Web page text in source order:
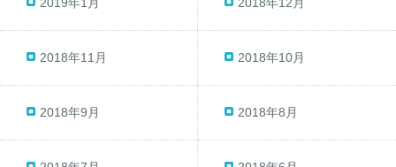
2019年1月 2018年12月
2018年11月 2018年10月
2018年9月 2018年8月